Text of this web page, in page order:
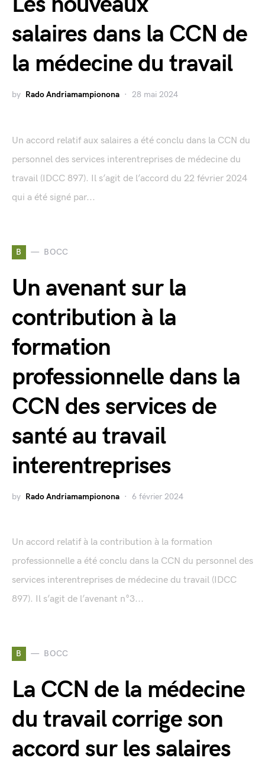
salaires dans la CCN de
la médecine du travail
by Rado Andriamampionona 28 mai 2024
Un accord relatif aux salaires a été conclu dans la CCN du
personnel des services interentreprises de médecine du
travail (IDCC 897). Il s’agit de l’accord du 22 février 2024
qui a été signé par...
B BOCC
Un avenant sur la
contribution à la
formation
professionnelle dans la
CCN des services de
santé au travail
interentreprises
by Rado Andriamampionona 6 février 2024
Un accord relatif à la contribution à la formation
professionnelle a été conclu dans la CCN du personnel des
services interentreprises de médecine du travail (IDCC
897). Il s’agit de l’avenant n°3...
B BOCC
La CCN de la médecine
du travail corrige son
accord sur les salaires